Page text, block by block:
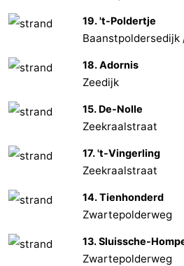
Zwin
Brügge
-
Gent
Die
Knokke-
Heist
Zeebrugge
-
Kontakt
19. 't-Poldertje
Baanstpoldersedijk
18. Adornis
Zeedijk
15. De-Nolle
Zeekraalstraat
17. 't-Vingerling
Zeekraalstraat
14. Tienhonderd
Zwartepolderweg
13. Sluissche-
Zwartepolderweg